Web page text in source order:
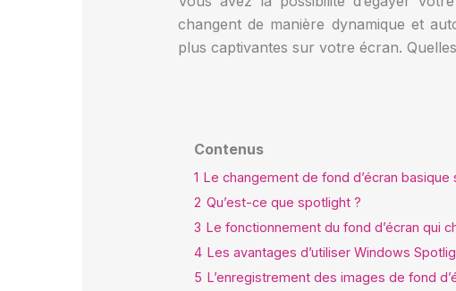
changent de manière dynamique et
plus captivantes sur votre écran.
Contenus
1 Le changement de fond d’écran basique
2 Qu’est-ce que spotlight ?
3 Le fonctionnement du fond d’écran qui
4 Les avantages d’utiliser Windows
5 L’enregistrement des images de fond